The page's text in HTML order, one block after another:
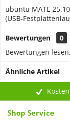
ubuntu MATE
(USB-
Bewertungen
0
Bewertungen
Ähnliche Artikel
Shop Service